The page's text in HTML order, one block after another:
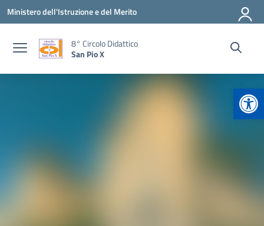
Vai ai contenuti
Vai al menu di navigazione
Vai al footer
Ministero dell'Istruzione e del Merito
8° Circolo Didattico
San Pio X